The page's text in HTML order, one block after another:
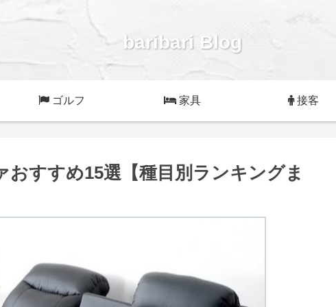
baribari Blog
ゴルフ 家具 接客
すすめ15選【種目別ランキングま